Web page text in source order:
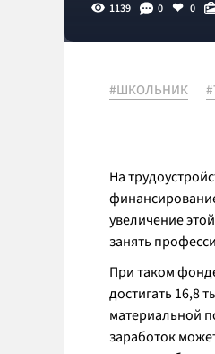
1139 0 0
#ШКОЛЬНИК
На
увеличение
занять
При таком
достигать 16,8
материальной
заработок